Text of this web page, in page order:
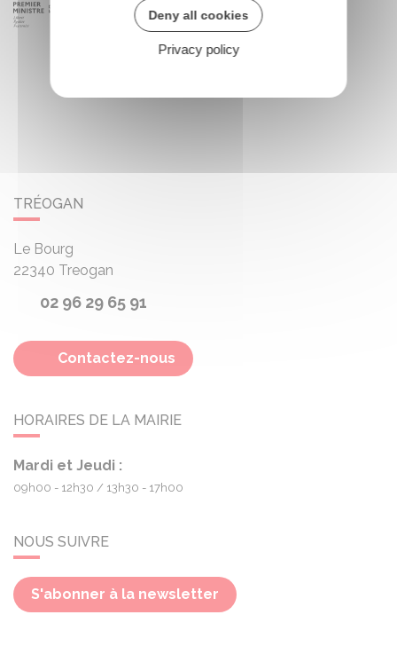
TRÉOGAN
Le Bourg
22340 Treogan
02 96 29 65 91
Contactez-nous
HORAIRES DE LA MAIRIE
Mardi et Jeudi :
09h00 - 12h30 13h30 - 17h00
NOUS SUIVRE
S'abonner à la newsletter
Deny all cookies
Privacy policy